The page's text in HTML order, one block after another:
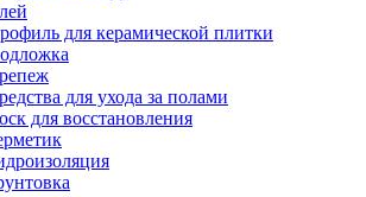
для керамической плитки
для ухода за полами
для восстановления